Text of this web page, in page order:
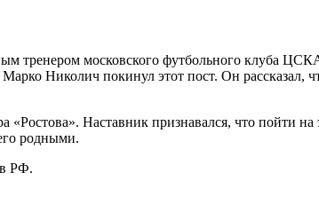
тренером московского футбольного клуба
Николич покинул этот пост. Он рассказал,
Наставник признавался, что пойти на
родными.
РФ.